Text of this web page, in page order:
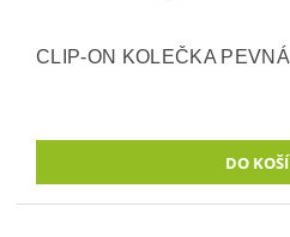
CLIP-ON KOLEČKA PEVNÁ